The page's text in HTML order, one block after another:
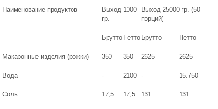
Наименование продуктов
Выход 1000
гр.
Выход 25000 гр. (50
порций)
Брутто Нетто Брутто Нетто
Макаронные изделия (рожки) 350 350 2625 2625
Вода - 2100 - 15,750
Соль 17,5 17,5 131 131